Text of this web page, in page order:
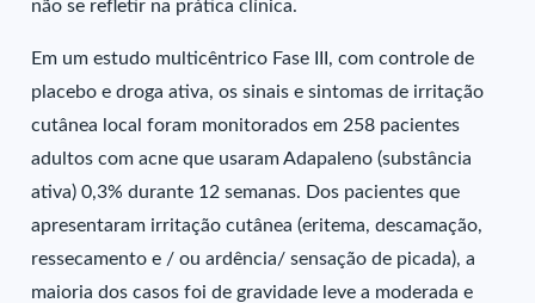
não se refletir na prática clínica.
Em um estudo multicêntrico Fase III, com controle de
placebo e droga ativa, os sinais e sintomas de irritação
cutânea local foram monitorados em 258 pacientes
adultos com acne que usaram Adapaleno (substância
ativa) 0,3% durante 12 semanas. Dos pacientes que
apresentaram irritação cutânea (eritema, descamação,
ressecamento e / ou ardência/ sensação de picada), a
maioria dos casos foi de gravidade leve a moderada e